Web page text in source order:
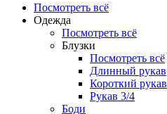
Посмотреть всё
Одежда
Посмотреть всё
Блузки
Посмотреть всё
Длинный рукав
Короткий рукав
Рукав 3/4
Боди